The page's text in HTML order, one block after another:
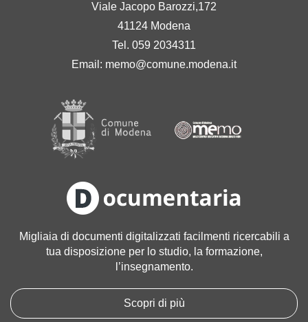
Viale Jacopo Barozzi,172
41124 Modena
Tel. 059 2034311
Email: memo@comune.modena.it
Migliaia di documenti digitalizzati facilmenti ricercabili a
tua disposizione per lo studio, la formazione,
l’insegnamento.
Scopri di più